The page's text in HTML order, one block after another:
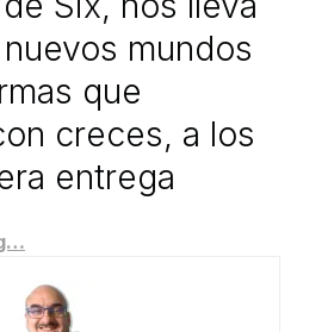
mundos
que
creces, a los
entrega